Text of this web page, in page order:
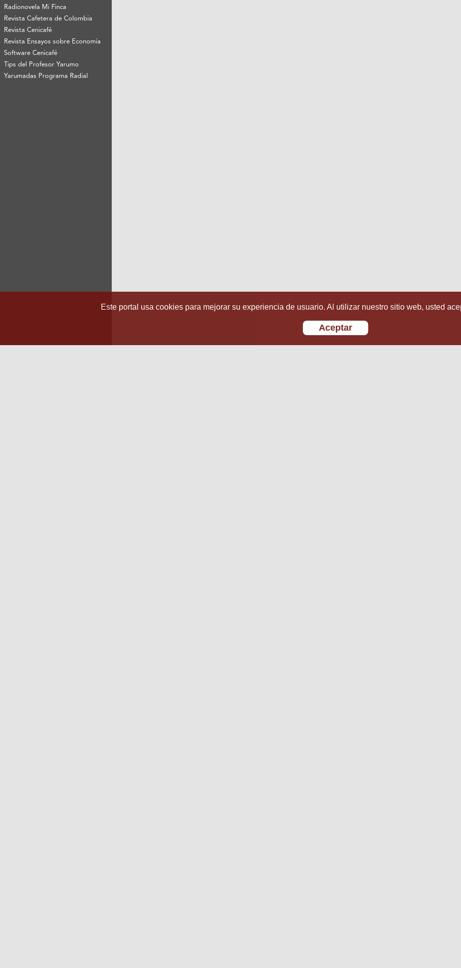
Radionovela Mi Finca
Revista Cafetera de Colombia
Revista Cenicafé
Revista Ensayos sobre Economía
Software Cenicafé
Tips del Profesor Yarumo
Yarumadas Programa Radial
Este portal usa cookies para mejorar su experiencia de usuario. Al utilizar nuestro sitio web, usted
Aceptar